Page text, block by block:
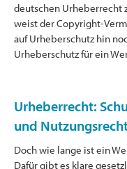
deutschen Urheberrecht
weist der Copyright-
auf Urheberschutz hin
Urheberschutz für ein
Urheberrecht:
und
Doch wie lange ist ein
Dafür gibt es klare